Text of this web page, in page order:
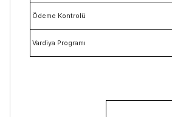
Ödeme Kontrolü
Vardiya Programı